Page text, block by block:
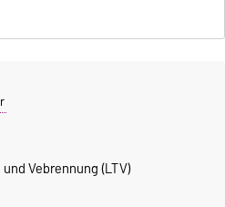
Vebrennung (LTV)